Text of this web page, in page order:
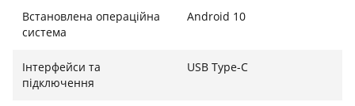
Встановлена ​​операційна
система
Android 10
Інтерфейси та
підключення
USB Type-C